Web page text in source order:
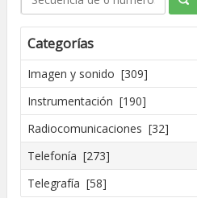
Categorías
Imagen y sonido [309]
Instrumentación [190]
Radiocomunicaciones [32]
Telefonía [273]
Telegrafía [58]